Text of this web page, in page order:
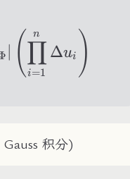
( i=1
∏
n
Δui )
积分)